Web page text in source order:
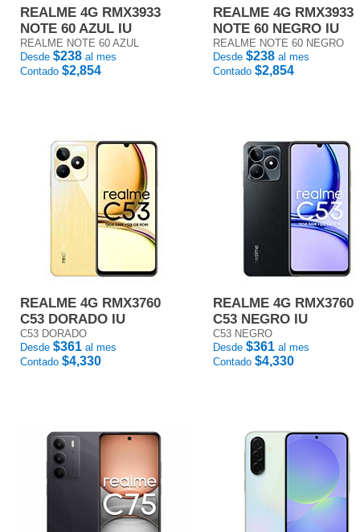
REALME 4G RMX3933
NOTE 60 AZUL IU
REALME NOTE 60 AZUL
Desde $238 al mes
Contado $2,854
REALME 4G RMX3933
NOTE 60 NEGRO IU
REALME NOTE 60 NEGRO
Desde $238 al mes
Contado $2,854
REALME 4G RMX3760
C53 DORADO IU
C53 DORADO
Desde $361 al mes
Contado $4,330
REALME 4G RMX3760
C53 NEGRO IU
C53 NEGRO
Desde $361 al mes
Contado $4,330